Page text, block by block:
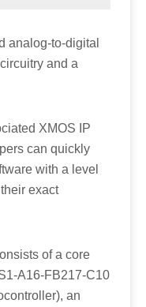
analog-to-digital
and a
XMOS IP
can quickly
with a level
exact
of a core
A16-FB217-C10
an